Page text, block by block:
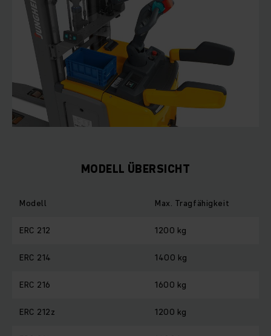
MODELL ÜBERSICHT
Modell Max. Tragfähigkeit
ERC 212 1200 kg
ERC 214 1400 kg
ERC 216 1600 kg
ERC 212z 1200 kg